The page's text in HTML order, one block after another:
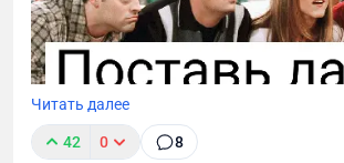
Читать далее
42 0 8